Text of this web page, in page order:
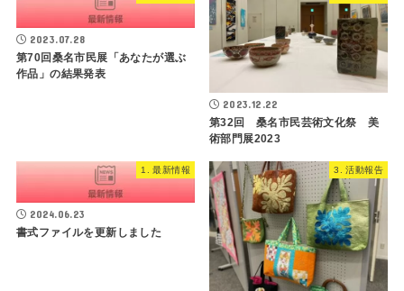
2023.07.28
第70回桑名市民展「あなたが選ぶ
作品」の結果発表
2023.12.22
第32回 桑名市民芸術文化祭 美
術部門展2023
1. 最新情報
2024.06.23
書式ファイルを更新しました
3. 活動報告